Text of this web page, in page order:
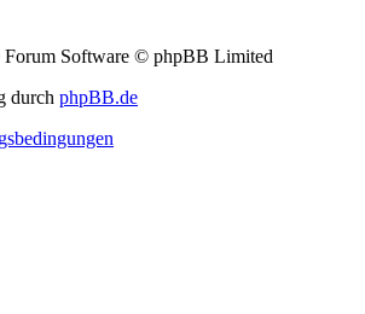
Software © phpBB Limited
durch phpBB.de